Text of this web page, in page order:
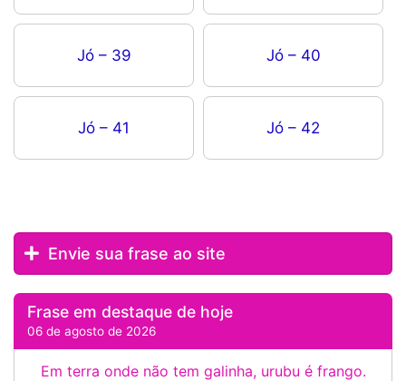
Jó – 39 Jó – 40
Jó – 41 Jó – 42
Envie sua frase ao site
Frase em destaque de hoje
06 de agosto de 2026
Em terra onde não tem galinha, urubu é frango.